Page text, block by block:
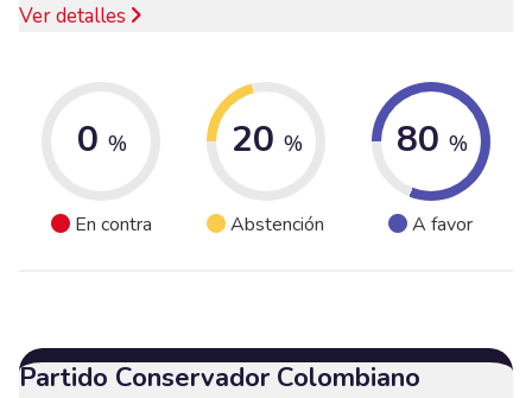
Ver detalles
0 %
En contra
20 %
Abstención
80 %
A favor
Partido Conservador Colombiano